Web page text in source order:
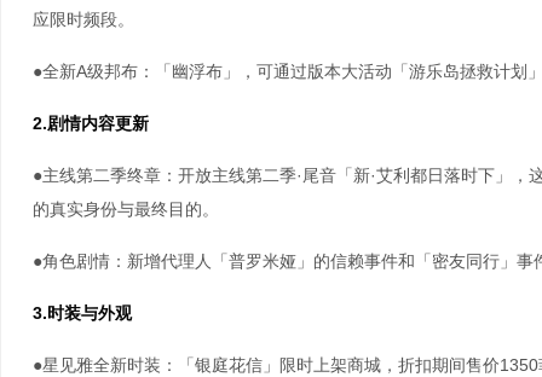
应限时频段。
●全新A级邦布：「幽浮布」，可通过版本大活动「游乐岛拯救计划
2.剧情内容更新
●主线第二季终章：开放主线第二季·尾音「新·艾利都日落时下」
的真实身份与最终目的。
●角色剧情：新增代理人「普罗米娅」的信赖事件和「密友同行」
3.时装与外观
●星见雅全新时装：「银庭花信」限时上架商城，折扣期间售价